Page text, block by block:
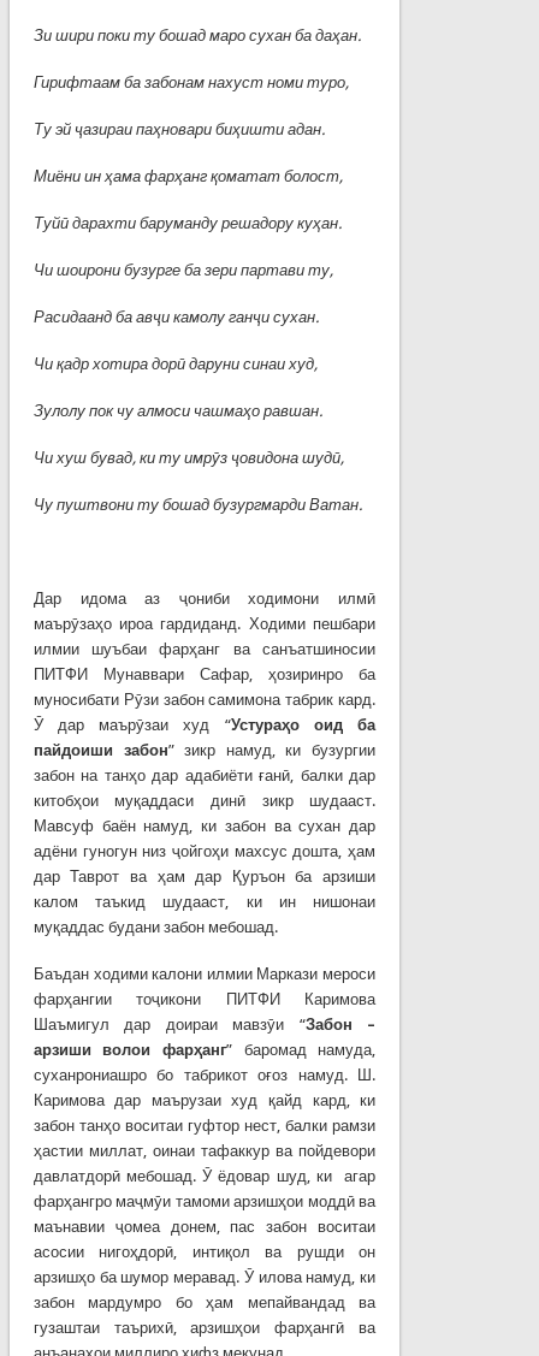
Зи шири поки ту бошад маро сухан ба даҳан.
Гирифтаам ба забонам нахуст номи туро,
Ту эй ҷазираи паҳновари биҳишти адан.
Миёни ин ҳама фарҳанг қоматат болост,
Туйӣ дарахти баруманду решадору куҳан.
Чи шоирони бузурге ба зери партави ту,
Расидаанд ба авҷи камолу ганҷи сухан.
Чи қадр хотира дорӣ даруни синаи худ,
Зулолу пок чу алмоси чашмаҳо равшан.
Чи хуш бувад, ки ту имрӯз ҷовидона шудӣ,
Чу пуштвони ту бошад бузургмарди Ватан.
Дар идома аз ҷониби ходимони илмӣ
маърӯзаҳо ироа гардиданд. Ходими пешбари
илмии шуъбаи фарҳанг ва санъатшиносии
ПИТФИ Мунаввари Сафар, ҳозиринро ба
муносибати Рӯзи забон самимона табрик кард.
Ӯ дар маърӯзаи худ “Устураҳо оид
ба
пайдоиши
забон” зикр намуд, ки бузургии
забон на танҳо дар адабиёти ғанӣ, балки дар
китобҳои муқаддаси динӣ зикр шудааст.
Мавсуф баён намуд, ки забон ва сухан дар
адёни гуногун низ ҷойгоҳи махсус дошта, ҳам
дар Таврот ва ҳам дар Қуръон ба арзиши
калом таъкид шудааст, ки ин нишонаи
муқаддас будани забон мебошад.
Баъдан ходими калони илмии Маркази мероси
фарҳангии тоҷикони ПИТФИ Каримова
Шаъмигул дар доираи мавзӯи “Забон –
арзиши волои фарҳанг” баромад намуда,
суханрониашро бо табрикот оғоз намуд. Ш.
Каримова дар маърузаи худ қайд кард, ки
забон танҳо воситаи гуфтор нест, балки рамзи
ҳастии миллат, оинаи тафаккур ва пойдевори
давлатдорӣ мебошад. Ӯ ёдовар шуд, ки агар
фарҳангро маҷмӯи тамоми арзишҳои моддӣ ва
маънавии ҷомеа донем, пас забон воситаи
асосии нигоҳдорӣ, интиқол ва рушди он
арзишҳо ба шумор меравад. Ӯ илова намуд, ки
забон мардумро бо ҳам мепайвандад ва
гузаштаи таърихӣ, арзишҳои фарҳангӣ ва